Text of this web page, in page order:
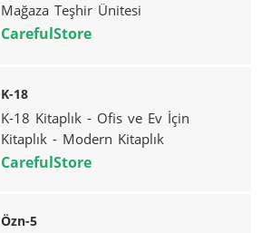
Mağaza Teşhir Ünitesi
CarefulStore
K-18
K-18 Kitaplık - Ofis ve Ev İçin
Kitaplık - Modern Kitaplık
CarefulStore
Özn-5